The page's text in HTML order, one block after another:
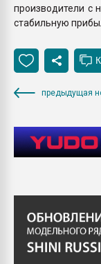
производители с
стабильную
предыдущая